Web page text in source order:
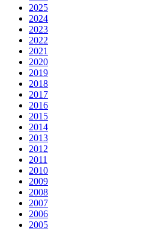
2025
2024
2023
2022
2021
2020
2019
2018
2017
2016
2015
2014
2013
2012
2011
2010
2009
2008
2007
2006
2005